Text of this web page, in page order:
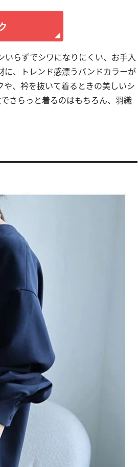
らずでシワになりにくい、お手入
に、トレンド感漂うバンドカラーが
、衿を抜いて着るときの美しいシ
さらっと着るのはもちろん、羽織